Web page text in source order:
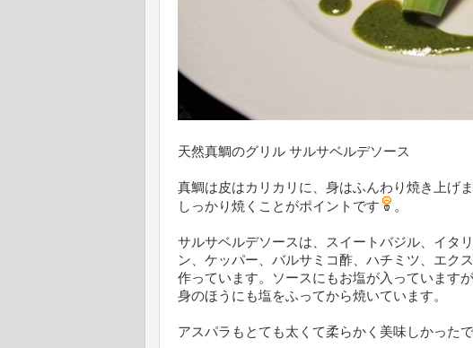
天然真鯛のグリル サルサベルデソース
真鯛は皮はカリカリに、身はふんわり焼き上げ
しっかり焼くことがポイントです
。
サルサベルデソースは、スイートバジル、イタ
ン、ケッパー、バルサミコ酢、ハチミツ、エク
作っています。ソースにもお塩が入っています
身のほうにも塩をふってから焼いています。
アスパラもとても太くて柔らかく美味しかったで